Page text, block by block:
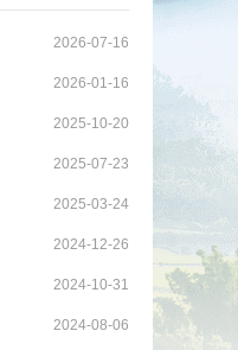
2026-07-16
2026-01-16
2025-10-20
2025-07-23
2025-03-24
2024-12-26
2024-10-31
2024-08-06